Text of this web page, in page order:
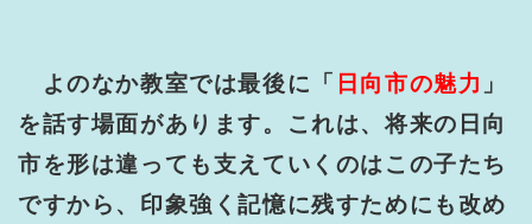
よのなか教室では最後に「 日向市の魅力 」
を話す場面があります。これは、将来の日向
市を形は違っても支えていくのはこの子たち
ですから、印象強く記憶に残すためにも改め